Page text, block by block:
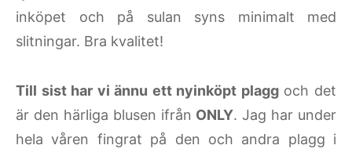
inköpet och på sulan syns minimalt med
slitningar. Bra kvalitet!
Till sist har vi ännu ett nyinköpt plaggoch det
är den härliga blusen ifrån ONLY. Jag har under
hela våren fingrat på den och andra plagg i